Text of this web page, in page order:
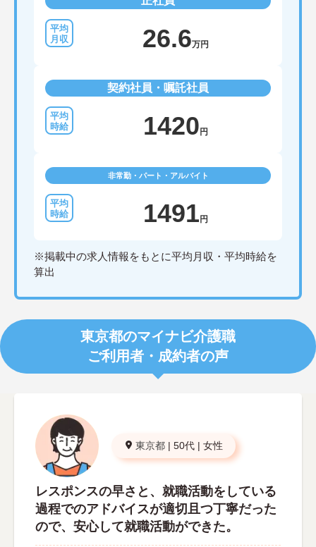
26.6万円
契約社員・嘱託社員
1420円
非常勤・パート・アルバイト
1491円
※掲載中の求人情報をもとに平均月収・平均時給を
算出
東京都のマイナビ介護職
ご利用者・成約者の声
東京都 | 50代 | 女性
レスポンスの早さと、就職活動をしている
過程でのアドバイスが適切且つ丁寧だった
ので、安心して就職活動ができた。